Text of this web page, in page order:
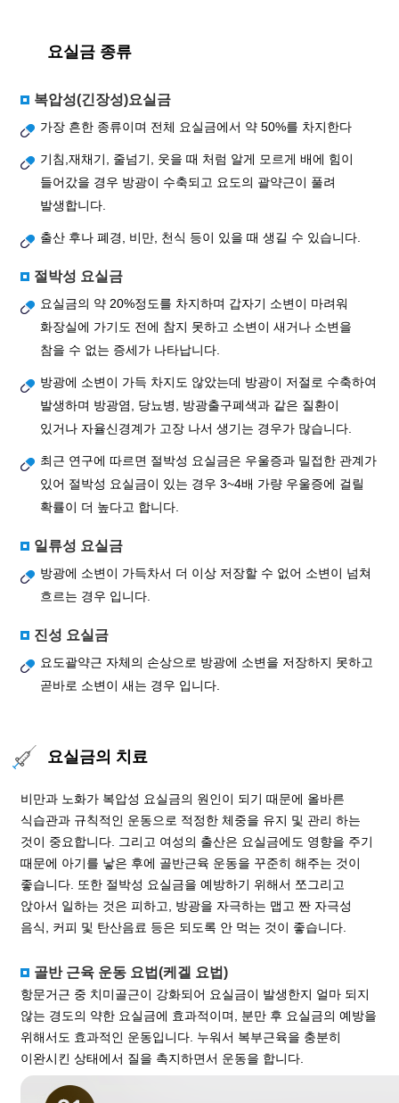
요실금 종류
복압성(긴장성)요실금
가장 흔한 종류이며 전체 요실금에서 약 50%를 차지한다
기침,재채기, 줄넘기, 웃을 때 처럼 알게 모르게 배에 힘이
들어갔을 경우 방광이 수축되고 요도의 괄약근이 풀려
발생합니다.
출산 후나 폐경, 비만, 천식 등이 있을 때 생길 수 있습니다.
절박성 요실금
요실금의 약 20%정도를 차지하며 갑자기 소변이 마려워
화장실에 가기도 전에 참지 못하고 소변이 새거나 소변을
참을 수 없는 증세가 나타납니다.
방광에 소변이 가득 차지도 않았는데 방광이 저절로 수축하여
발생하며 방광염, 당뇨병, 방광출구폐색과 같은 질환이
있거나 자율신경계가 고장 나서 생기는 경우가 많습니다.
최근 연구에 따르면 절박성 요실금은 우울증과 밀접한 관계가
있어 절박성 요실금이 있는 경우 3~4배 가량 우울증에 걸릴
확률이 더 높다고 합니다.
일류성 요실금
방광에 소변이 가득차서 더 이상 저장할 수 없어 소변이 넘쳐
흐르는 경우 입니다.
진성 요실금
요도괄약근 자체의 손상으로 방광에 소변을 저장하지 못하고
곧바로 소변이 새는 경우 입니다.
요실금의 치료
비만과 노화가 복압성 요실금의 원인이 되기 때문에 올바른
식습관과 규칙적인 운동으로 적정한 체중을 유지 및 관리 하는
것이 중요합니다. 그리고 여성의 출산은 요실금에도 영향을 주기
때문에 아기를 낳은 후에 골반근육 운동을 꾸준히 해주는 것이
좋습니다. 또한 절박성 요실금을 예방하기 위해서 쪼그리고
앉아서 일하는 것은 피하고, 방광을 자극하는 맵고 짠 자극성
음식, 커피 및 탄산음료 등은 되도록 안 먹는 것이 좋습니다.
골반 근육 운동 요법(케겔 요법)
항문거근 중 치미골근이 강화되어 요실금이 발생한지 얼마 되지
않는 경도의 약한 요실금에 효과적이며, 분만 후 요실금의 예방을
위해서도 효과적인 운동입니다. 누워서 복부근육을 충분히
이완시킨 상태에서 질을 촉지하면서 운동을 합니다.